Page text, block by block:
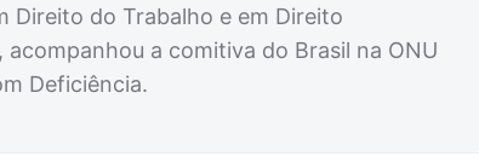
Direito do Trabalho e em Direito
a comitiva do Brasil na ONU
Deficiência.